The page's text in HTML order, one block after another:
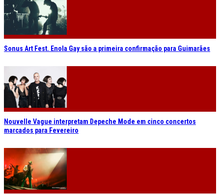
Sonus Art Fest. Enola Gay são a primeira confirmação para Guimarães
Nouvelle Vague interpretam Depeche Mode em cinco concertos
marcados para Fevereiro